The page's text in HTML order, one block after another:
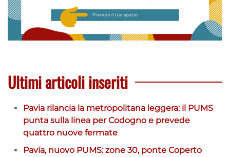
Ultimi articoli inseriti
Pavia rilancia la metropolitana leggera: il PUMS
punta sulla linea per Codogno e prevede
quattro nuove fermate
Pavia, nuovo PUMS: zone 30, ponte Coperto